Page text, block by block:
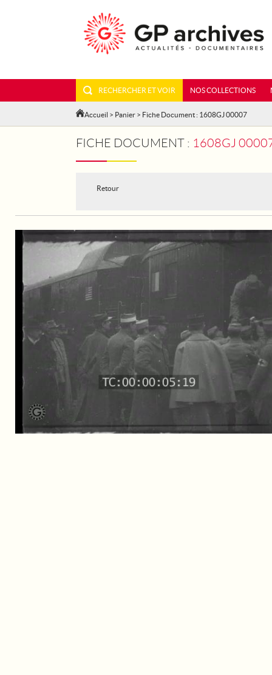
RECHERCHER ET VOIR NOS COLLECTIONS
Accueil > Panier > Fiche Document : 1608GJ 00007
FICHE DOCUMENT : 1608GJ 00007 - FRANCE.
Retour